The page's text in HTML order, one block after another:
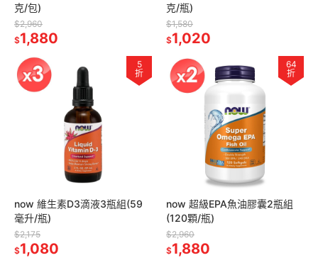
克/包)
$2,960
$1,880
克/瓶)
$1,580
$1,020
5
折
now 維生素D3滴液3瓶組(59
毫升/瓶)
$2,175
$1,080
64
折
now 超級EPA魚油膠囊2瓶組
(120顆/瓶)
$2,960
$1,880